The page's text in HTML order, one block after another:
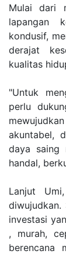
Mulai dari
lapangan
kondusif,
derajat
kualitas
"Untuk
perlu
akuntabel,
daya saing
handal,
Lanjut
diwujudkan.
investasi
, murah,
berencana